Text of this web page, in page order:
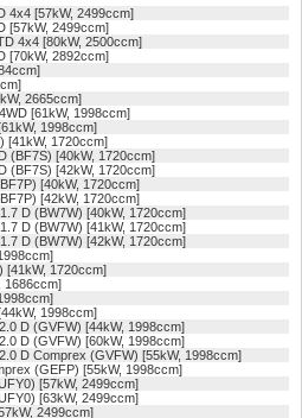
4x4 [57kW, 2499ccm]
[57kW, 2499ccm]
4x4 [80kW, 2500ccm]
[70kW, 2892ccm]
2665ccm]
[61kW, 1998ccm]
1998ccm]
[41kW, 1720ccm]
(BF7S) [40kW, 1720ccm]
(BF7S) [42kW, 1720ccm]
[40kW, 1720ccm]
[42kW, 1720ccm]
D (BW7W) [40kW, 1720ccm]
D (BW7W) [41kW, 1720ccm]
D (BW7W) [42kW, 1720ccm]
[41kW, 1720ccm]
1686ccm]
1998ccm]
D (GVFW) [44kW, 1998ccm]
D (GVFW) [60kW, 1998ccm]
D Comprex (GVFW) [55kW, 1998ccm]
(GEFP) [55kW, 1998ccm]
[57kW, 2499ccm]
[63kW, 2499ccm]
2499ccm]